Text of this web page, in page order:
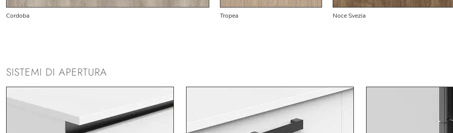
Cordoba Tropea Noce Svezia
SISTEMI DI APERTURA